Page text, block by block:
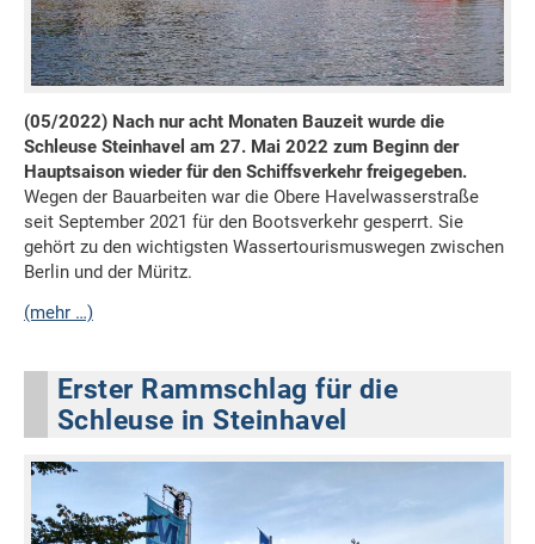
(05/2022) Nach nur acht Monaten Bauzeit wurde die
Schleuse Steinhavel am 27. Mai 2022 zum Beginn der
Hauptsaison wieder für den Schiffsverkehr freigegeben.
Wegen der Bauarbeiten war die Obere Havelwasserstraße
seit September 2021 für den Bootsverkehr gesperrt. Sie
gehört zu den wichtigsten Wassertourismuswegen zwischen
Berlin und der Müritz.
(mehr …)
Erster Rammschlag für die
Schleuse in Steinhavel